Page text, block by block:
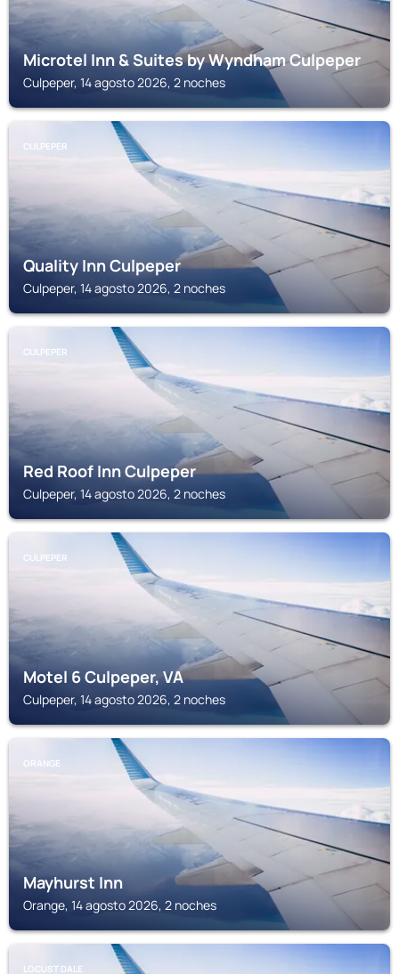
Microtel Inn & Suites by Wyndham Culpeper
Culpeper, 14 agosto 2026, 2 noches
CULPEPER
Quality Inn Culpeper
Culpeper, 14 agosto 2026, 2 noches
CULPEPER
Red Roof Inn Culpeper
Culpeper, 14 agosto 2026, 2 noches
CULPEPER
Motel 6 Culpeper, VA
Culpeper, 14 agosto 2026, 2 noches
ORANGE
Mayhurst Inn
Orange, 14 agosto 2026, 2 noches
LOCUST DALE